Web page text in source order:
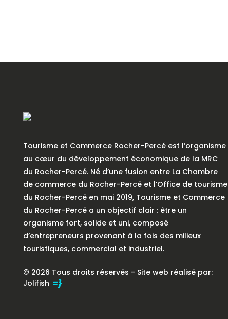
Tourisme et Commerce Rocher-Percé est l’organisme
au cœur du développement économique de la MRC
du Rocher-Percé. Né d’une fusion entre La Chambre
de commerce du Rocher-Percé et l’Office de tourisme
du Rocher-Percé en mai 2019, Tourisme et Commerce
du Rocher-Percé a un objectif clair : être un
organisme fort, solide et uni, composé
d’entrepreneurs provenant à la fois des milieux
touristiques, commercial et industriel.
© 2026 Tous droits réservés - Site web réalisé par:
Jolifish